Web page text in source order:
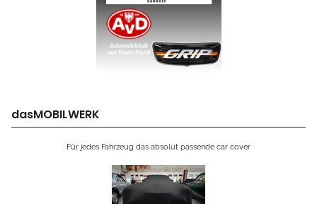
dasMOBILWERK
Für jedes Fahrzeug das absolut passende car cover